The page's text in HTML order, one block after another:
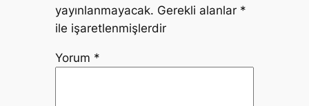
yayınlanmayacak. Gerekli alanlar *
ile işaretlenmişlerdir
Yorum *